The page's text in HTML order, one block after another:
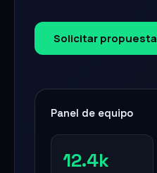
Solicitar
Panel de equipo
12.4k